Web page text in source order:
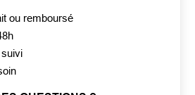
ou remboursé